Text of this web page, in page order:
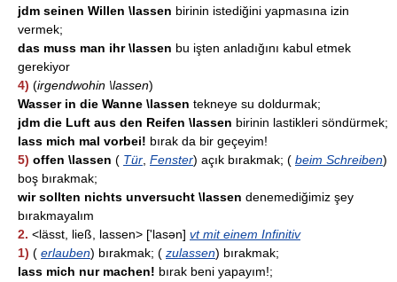
jdm seinen Willen \lassen birinin istediğini yapmasına izin
vermek;
das muss man ihr \lassen bu işten anladığını kabul etmek
gerekiyor
4) (irgendwohin \lassen)
Wasser in die Wanne \lassen tekneye su doldurmak;
jdm die Luft aus den Reifen \lassen birinin lastikleri söndürmek;
lass mich mal vorbei! bırak da bir geçeyim!
5) offen \lassen ( Tür Fenster) açık bırakmak; ( beim Schreiben)
boş bırakmak;
wir sollten nichts unversucht \lassen denemediğimiz şey
bırakmayalım
2. <lässt, ließ, lassen> ['lasən] vt mit einem Infinitiv
1) ( erlauben) bırakmak; ( zulassen) bırakmak;
lass mich nur machen! bırak beni yapayım!;